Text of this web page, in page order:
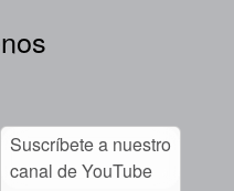
Suscríbete a nuestro
canal de YouTube